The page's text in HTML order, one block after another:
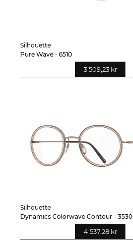
Silhouette
Pure Wave - 6510
3 509,23 kr
Silhouette
Dynamics Colorwave Contour - 3530
4 537,28 kr